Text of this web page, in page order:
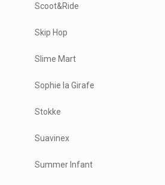
Scoot&Ride
Skip Hop
Slime Mart
Sophie la Girafe
Stokke
Suavinex
Summer Infant